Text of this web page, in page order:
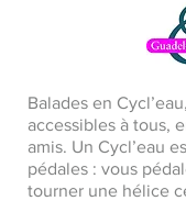
Balades en
accessibles à tous,
amis. Un Cycl’eau
pédales : vous
tourner une hélice